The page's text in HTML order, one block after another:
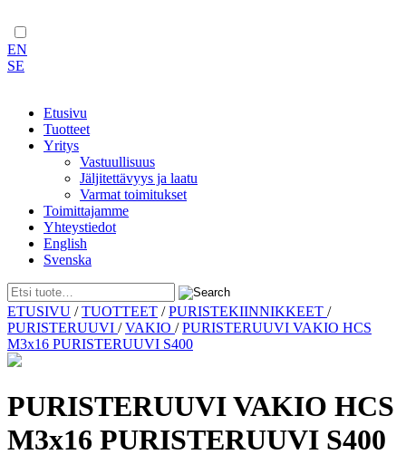
EN
SE
Etusivu
Tuotteet
Yritys
Vastuullisuus
Jäljitettävyys ja laatu
Varmat toimitukset
Toimittajamme
Yhteystiedot
English
Svenska
Skip
to
content
ETUSIVU /TUOTTEET /PURISTEKIINNIKKEET /
PURISTERUUVI /VAKIO /PURISTERUUVI VAKIO HCS
M3x16 PURISTERUUVI S400
PURISTERUUVI VAKIO HCS
M3x16 PURISTERUUVI S400